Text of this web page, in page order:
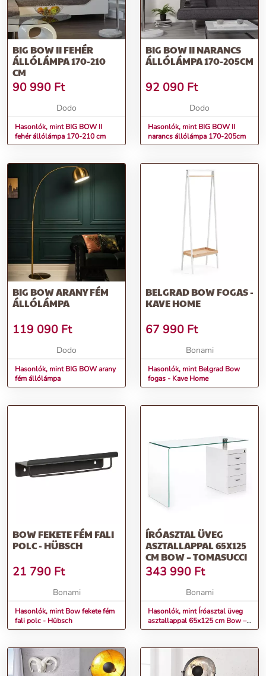
BIG BOW II FEHÉR
ÁLLÓLÁMPA 170-210
CM
90 990 Ft
Dodo
Hasonlók, mint BIG BOW II
fehér állólámpa 170-210 cm
BIG BOW II NARANCS
ÁLLÓLÁMPA 170-205CM
92 090 Ft
Dodo
Hasonlók, mint BIG BOW II
narancs állólámpa 170-205cm
BIG BOW ARANY FÉM
ÁLLÓLÁMPA
119 090 Ft
Dodo
Hasonlók, mint BIG BOW arany
fém állólámpa
BELGRAD BOW FOGAS -
KAVE HOME
67 990 Ft
Bonami
Hasonlók, mint Belgrad Bow
fogas - Kave Home
BOW FEKETE FÉM FALI
POLC - HÜBSCH
21 790 Ft
Bonami
Hasonlók, mint Bow fekete fém
fali polc - Hübsch
ÍRÓASZTAL ÜVEG
ASZTALLAPPAL 65X125
CM BOW – TOMASUCCI
343 990 Ft
Bonami
Hasonlók, mint Íróasztal üveg
asztallappal 65x125 cm Bow –
Tomasucci